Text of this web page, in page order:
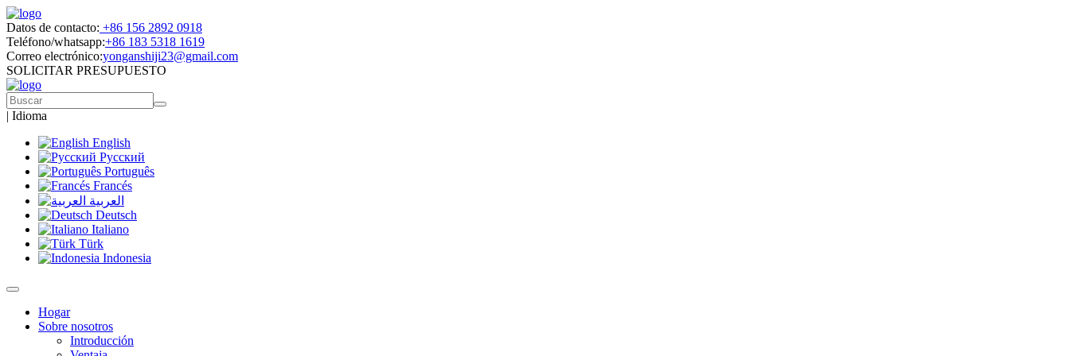
Datos de contacto: +86 156 2892 0918
Teléfono/whatsapp:+86 183 5318 1619
Correo electrónico:yonganshiji23@gmail.com
SOLICITAR PRESUPUESTO
| Idioma
English
Русский
Português
Francés
العربية
Deutsch
Italiano
Türk
Indonesia
Hogar
Sobre nosotros
Introducción